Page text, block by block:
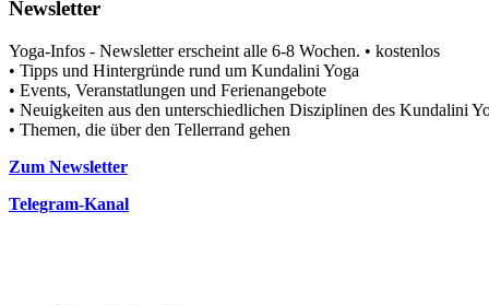
Newsletter
Yoga-Infos - Newsletter erscheint alle 6-8 Wochen. • kostenlos
• Tipps und Hintergründe rund um Kundalini Yoga
• Events, Veranstatlungen und Ferienangebote
• Neuigkeiten aus den unterschiedlichen Disziplinen des Kundalini
• Themen, die über den Tellerrand gehen
Zum Newsletter
Telegram-Kanal